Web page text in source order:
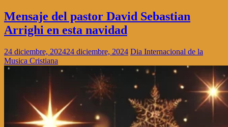
Mensaje del pastor David Sebastian
Arrighi en esta navidad
24 diciembre, 202424 diciembre, 2024 Dia Internacional de la
Musica Cristiana